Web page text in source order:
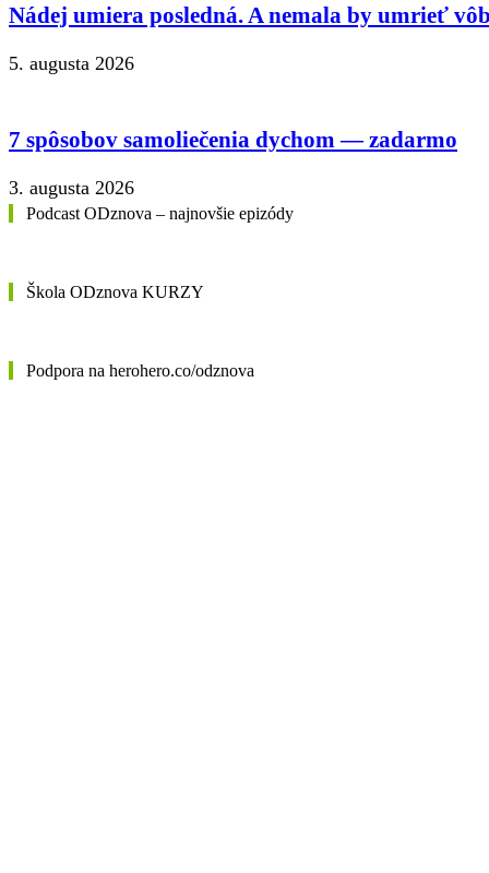
Nádej umiera posledná. A nemala by umrieť
5. augusta 2026
7 spôsobov samoliečenia dychom — zadarmo
3. augusta 2026
Podcast ODznova – najnovšie epizódy
Škola ODznova KURZY
Podpora na herohero.co/odznova